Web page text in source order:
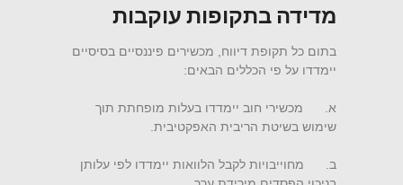
מדידה בתקופות עוקבות
בתום כל תקופת דיווח, מכשירים פיננסיים בסיסיים
יימדדו על פי הכללים הבאים:
א. מכשירי חוב יימדדו בעלות מופחתת תוך
שימוש בשיטת הריבית האפקטיבית.
ב. מחוייבויות לקבל הלוואות יימדדו לפי עלותן